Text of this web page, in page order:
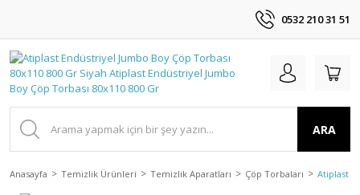
0532 210 31 51
ARA
Anasayfa Temizlik Ürünleri Temizlik Aparatları Çöp Torbaları Atiplast